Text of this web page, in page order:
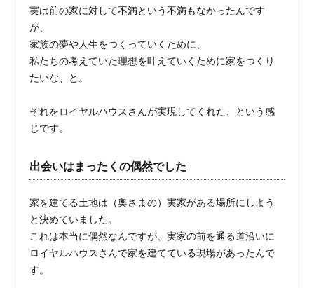
実は前の家に対して不満という不満もなかったんです
が、
家族の夢や人生をつくっていくために、
私たちの考えていた理想を叶えていくために家をつくり
たいな、と。
それをロイヤルハウスさんが実現してくれた、という感
じです。
出会いはまったくの偶然でした
家を建てる土地は（奥さまの）実家がある場所にしよう
と決めていました。
これは本当に偶然なんですが、実家の前を通る道沿いに
ロイヤルハウスさんで家を建てている現場があったんで
す。